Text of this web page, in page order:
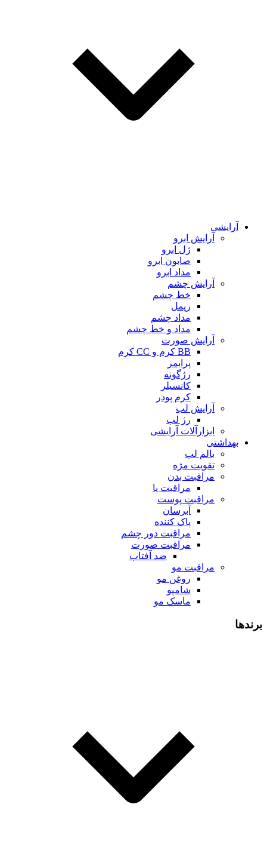
آرایشی
آرایش ابرو
ژل ابرو
صابون ابرو
مداد ابرو
آرایش چشم
خط چشم
ریمل
مداد چشم
مداد و خط چشم
آرایش صورت
BB کرم و CC کرم
پرایمر
رژگونه
کانسیلر
کرم پودر
آرایش لب
رژ لب
ابزارآلات آرایشی
بهداشتی
بالم لب
تقویت مژه
مراقبت بدن
مراقبت پا
مراقبت پوست
آبرسان
پاک کننده
مراقبت دور چشم
مراقبت صورت
ضد آفتاب
مراقبت مو
روغن مو
شامپو
ماسک مو
برندها